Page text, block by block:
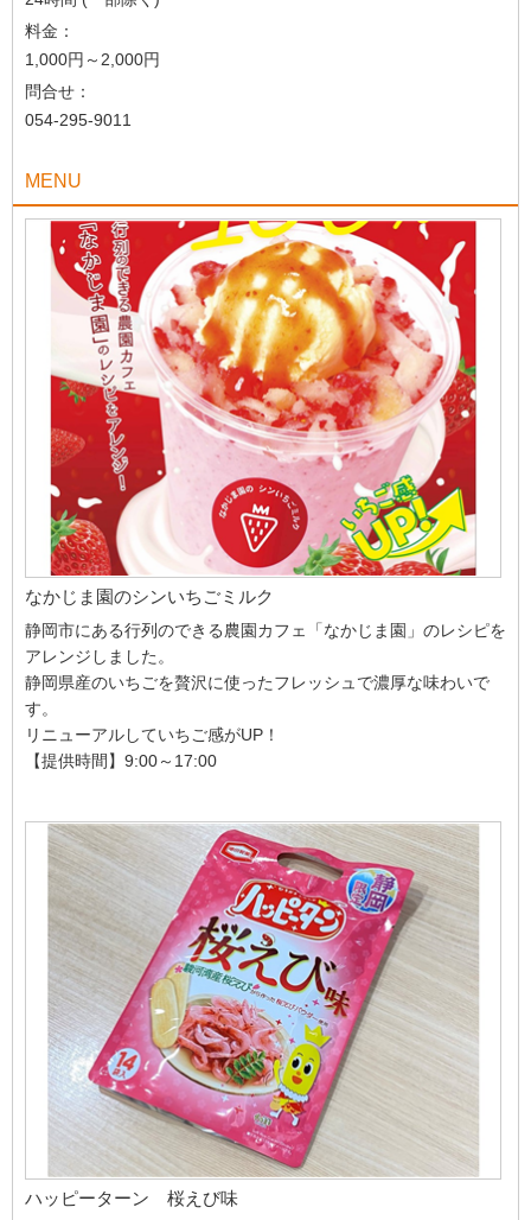
料金：
1,000円～2,000円
問合せ：
054-295-9011
MENU
なかじま園のシンいちごミルク
静岡市にある行列のできる農園カフェ「なかじま園」のレシピを
アレンジしました。
静岡県産のいちごを贅沢に使ったフレッシュで濃厚な味わいで
す。
リニューアルしていちご感がUP！
【提供時間】9:00～17:00
ハッピーターン 桜えび味